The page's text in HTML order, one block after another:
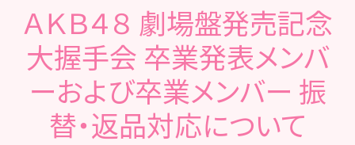
ＡＫＢ４８ 劇場盤発売記念
大握手会 卒業発表メンバ
ーおよび卒業メンバー 振
替・返品対応について